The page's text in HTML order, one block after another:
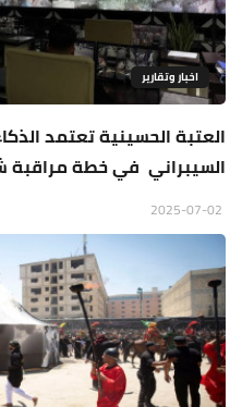
اخبار وتقارير
العتبة الحسينية تعتمد
السيبراني في خطة مراقبة